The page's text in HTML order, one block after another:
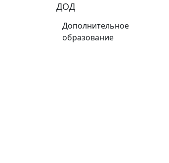
ДОД
Дополнительное
образование